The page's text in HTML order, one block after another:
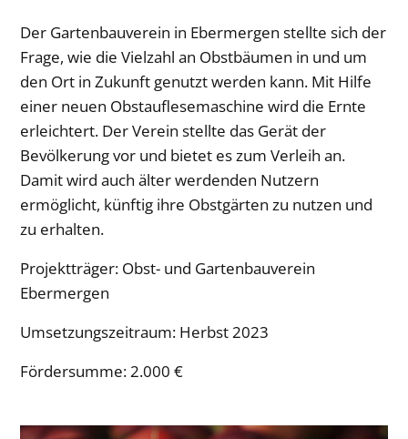
Der Gartenbauverein in Ebermergen stellte sich der
Frage, wie die Vielzahl an Obstbäumen in und um
den Ort in Zukunft genutzt werden kann. Mit Hilfe
einer neuen Obstauflesemaschine wird die Ernte
erleichtert. Der Verein stellte das Gerät der
Bevölkerung vor und bietet es zum Verleih an.
Damit wird auch älter werdenden Nutzern
ermöglicht, künftig ihre Obstgärten zu nutzen und
zu erhalten.
Projektträger: Obst- und Gartenbauverein
Ebermergen
Umsetzungszeitraum: Herbst 2023
Fördersumme: 2.000 €